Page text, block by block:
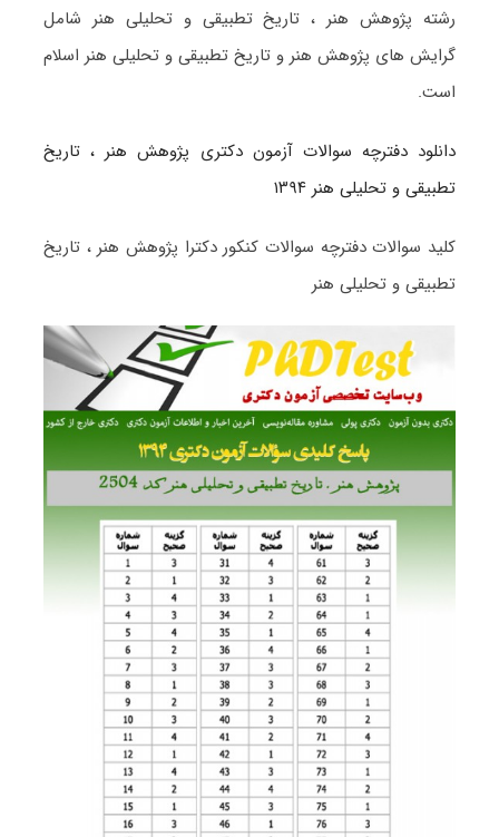
رشته پژوهش هنر ، تاریخ تطبیقی و تحلیلی هنر شامل
گرایش های پژوهش هنر و تاریخ تطبیقی و تحلیلی هنر اسلام
است.
دانلود دفترچه سوالات آزمون دکتری پژوهش هنر ، تاریخ
تطبیقی و تحلیلی هنر ۱۳۹۴
کلید سوالات دفترچه سوالات کنکور دکترا پژوهش هنر ، تاریخ
تطبیقی و تحلیلی هنر